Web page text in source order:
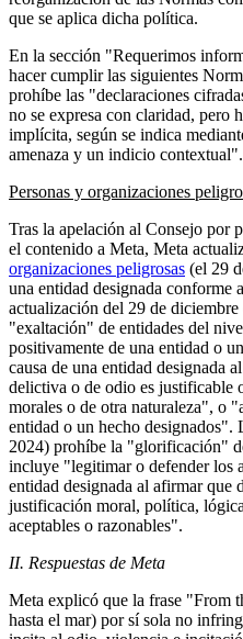
que se aplica dicha política.
En la sección "Requerimos
hacer cumplir las siguientes
prohíbe las "declaraciones
no se expresa con claridad, pero
implícita, según se indica
amenaza y un indicio contextual".
Personas y organizaciones
Tras la apelación al Consejo por
el contenido a Meta, Meta
organizaciones peligrosas (el 29
una entidad designada
actualización del 29 de
"exaltación" de entidades del
positivamente de una entidad o
causa de una entidad designada
delictiva o de odio es justificable
morales o de otra naturaleza", o
entidad o un hecho
2024) prohíbe la "glorificación"
incluye "legitimar o defender los
entidad designada al afirmar que
justificación moral, política,
aceptables o razonables".
II. Respuestas de Meta
Meta explicó que la frase "From
hasta el mar) por sí sola no